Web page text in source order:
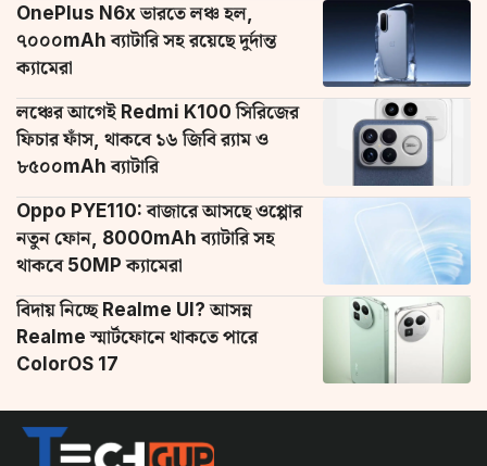
OnePlus N6x ভারতে লঞ্চ হল,
৭০০০mAh ব্যাটারি সহ রয়েছে দুর্দান্ত
ক্যামেরা
লঞ্চের আগেই Redmi K100 সিরিজের
ফিচার ফাঁস, থাকবে ১৬ জিবি র‌্যাম ও
৮৫০০mAh ব্যাটারি
Oppo PYE110: বাজারে আসছে ওপ্পোর
নতুন ফোন, 8000mAh ব্যাটারি সহ
থাকবে 50MP ক্যামেরা
বিদায় নিচ্ছে Realme UI? আসন্ন
Realme স্মার্টফোনে থাকতে পারে
ColorOS 17